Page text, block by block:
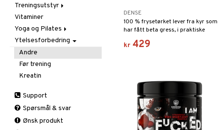
DENSE
100 % frysetørket lever fra kyr som
har fått beta gress, i praktiske
gelatinkapsler. 750 mg frysetørket
lever per kapsel.
kr 429
Diverse
Gåstav
Støtte og beskyttelse
Albue
Ankel
Håndledd
Kne
Treningsutstyr
Fitness
Styrke
Tilbehør
Vitaminer
Yoga og Pilates
Tepper
Tilbehør
Ytelsesforbedring
Andre
Før trening
Kreatin
Support
Spørsmål & svar
Ønsk produkt